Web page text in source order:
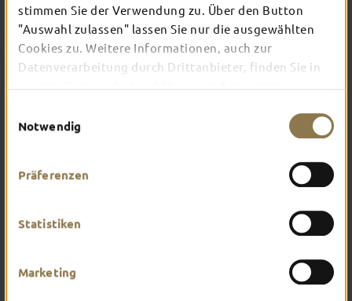
stimmen Sie der Verwendung zu. Über den Button
"Auswahl zulassen" lassen Sie nur die ausgewählten
Cookies zu. Weitere Informationen, auch zur
Datenverarbeitung durch Drittanbieter, finden Sie in
Notwendig
Präferenzen
Statistiken
Marketing
In Fulda ist irgendwo immer etwas los: Ob
Konzert, Musical, Erlebnis-Stadtführung oder
Theater – entdecke hier aktuelle Veranstaltungen
und Highlights in und um Fulda.